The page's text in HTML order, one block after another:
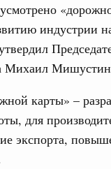
индустрии
Михаил
карты» –
для
экспорта,
перечень
НДФЛ
технологий
по